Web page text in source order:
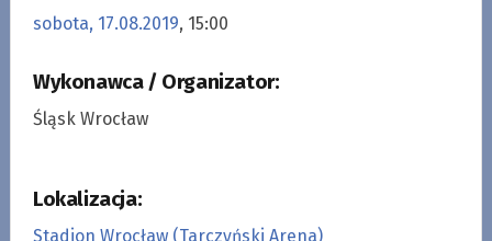
sobota, 17.08.2019, 15:00
Wykonawca / Organizator:
Śląsk Wrocław
Lokalizacja:
Stadion Wrocław (Tarczyński Arena)